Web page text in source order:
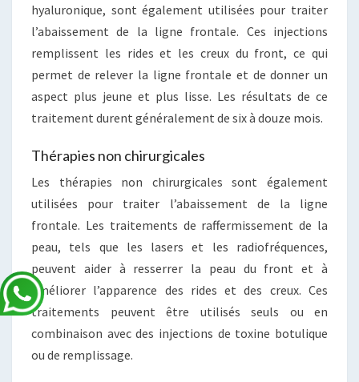
hyaluronique, sont également utilisées pour traiter
l’abaissement de la ligne frontale. Ces injections
remplissent les rides et les creux du front, ce qui
permet de relever la ligne frontale et de donner un
aspect plus jeune et plus lisse. Les résultats de ce
traitement durent généralement de six à douze mois.
Thérapies non chirurgicales
Les thérapies non chirurgicales sont également
utilisées pour traiter l’abaissement de la ligne
frontale. Les traitements de raffermissement de la
peau, tels que les lasers et les radiofréquences,
peuvent aider à resserrer la peau du front et à
améliorer l’apparence des rides et des creux. Ces
traitements peuvent être utilisés seuls ou en
combinaison avec des injections de toxine botulique
ou de remplissage.